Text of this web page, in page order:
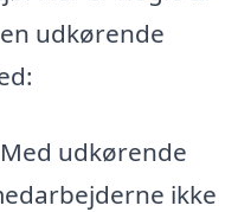
udkørende
Med udkørende
ikke